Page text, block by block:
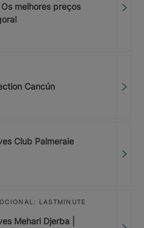
melhores preços
Cancún
Club Palmeraie
LASTMINUTE
Mehari Djerba |